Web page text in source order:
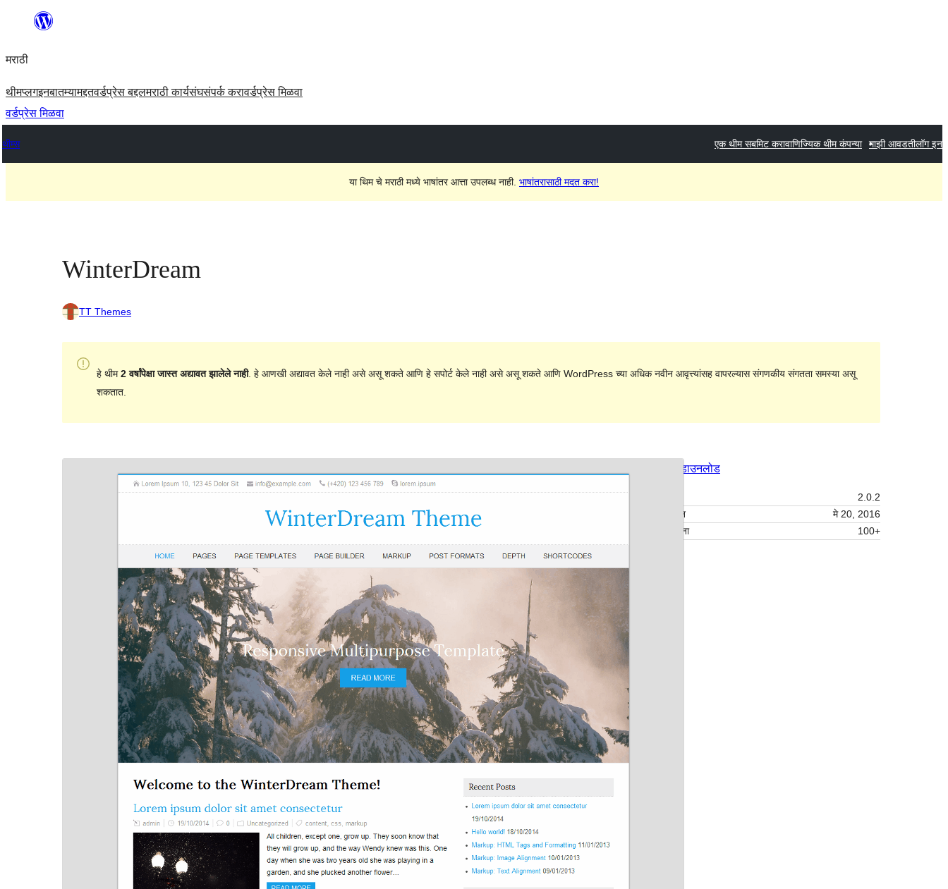
सामुग्रीवर
मराठी
थीमप्लगइनबातम्यामद्दतवर्डप्रेस बद्दलमराठी कार्यसंघसंपर्क करावर्डप्रेस मिळवा
वर्डप्रेस मिळवा
थीम्स एक थीम सबमिट करावाणिज्यिक थीम कंपन्या माझी आवडतीलॉग इन
या थिम चे मराठी मध्ये भाषांतर आत्ता उपलब्ध नाही. भाषांतरासाठी मदत करा!
WinterDream
TT Themes
हे थीम2 वर्षांपेक्षा जास्त अद्यावत झालेले नाही. हे आणखी अद्यावत केले नाही असे असू शकते आणि हे सपोर्ट केले नाही असे असू शकते आणि WordPress च्या अधिक नवीन आवृत्त्यांसह वापरल्यास संगणकीय संगतता समस्या असू
शकतात.
डाउनलोड
2.0.2
शेवटचे अद्यतन
मे 20, 2016
सक्रिय स्थापना
100+